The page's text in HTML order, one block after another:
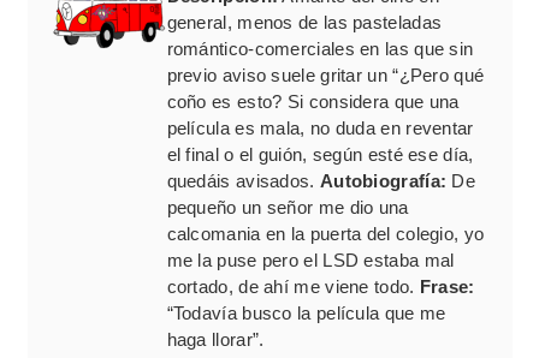
general, menos de las pasteladas
romántico-comerciales en las que sin
previo aviso suele gritar un “¿Pero qué
coño es esto? Si considera que una
película es mala, no duda en reventar
el final o el guión, según esté ese día,
quedáis avisados. Autobiografía: De
pequeño un señor me dio una
calcomania en la puerta del colegio, yo
me la puse pero el LSD estaba mal
cortado, de ahí me viene todo. Frase:
“Todavía busco la película que me
haga llorar”.